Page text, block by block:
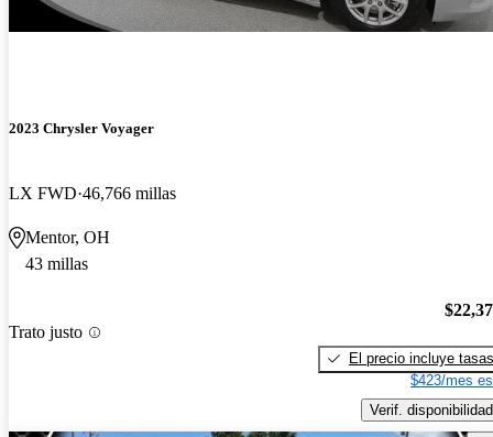
2023 Chrysler Voyager
LX FWD 46,766 millas
Mentor, OH
43 millas
Trato justo
El precio incluye tasas
$423/mes
Verif. disponibilidad